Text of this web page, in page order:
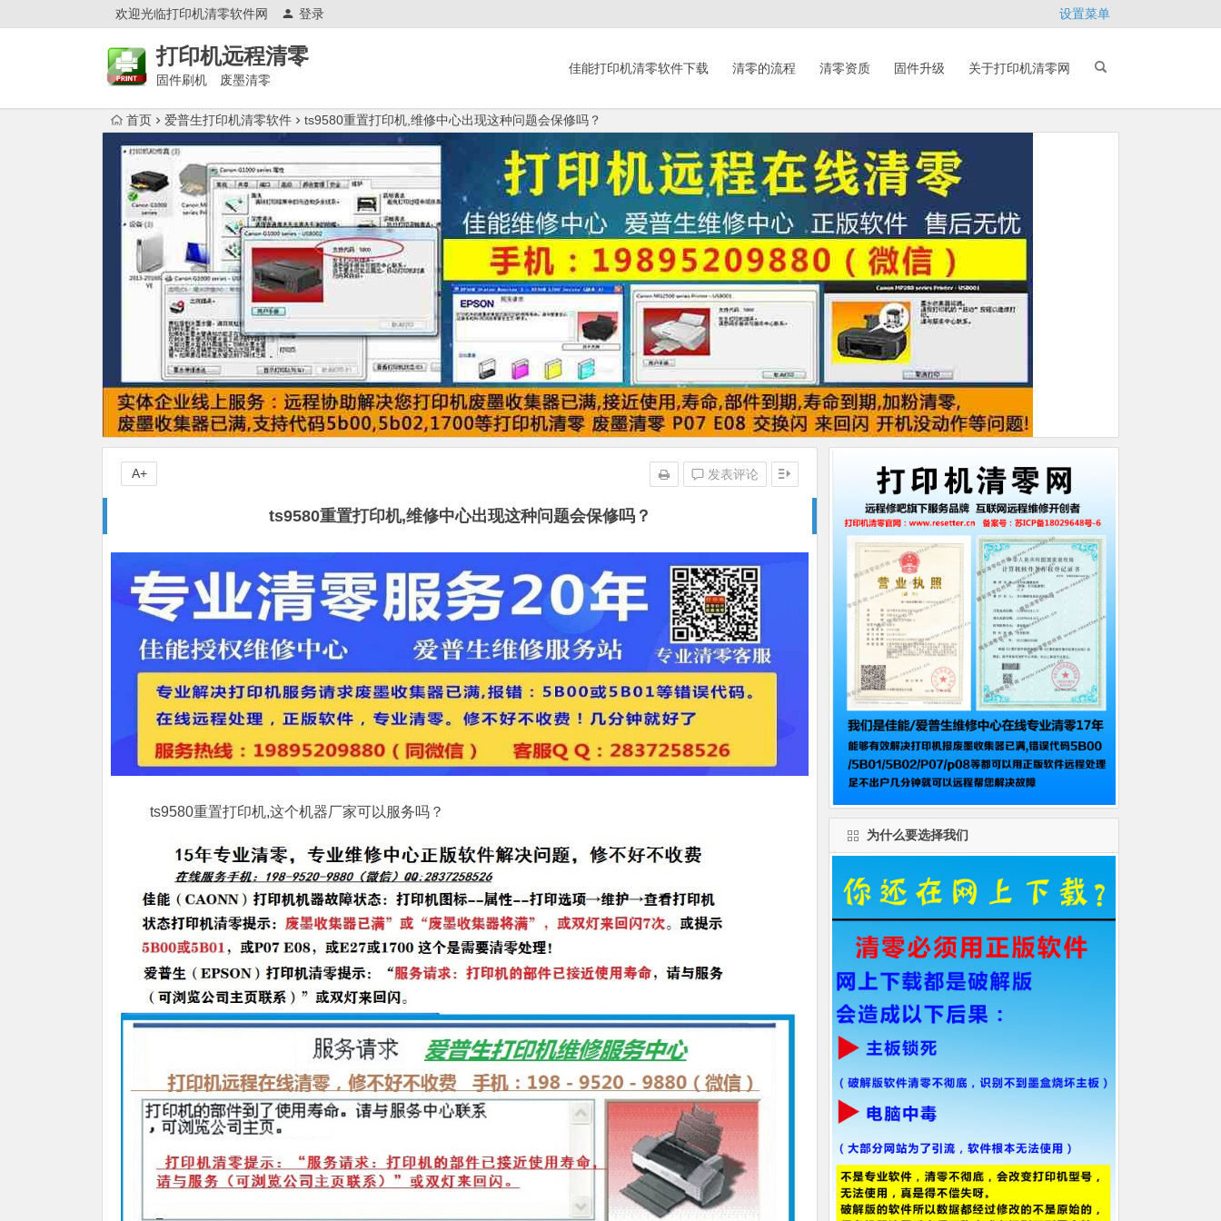
欢迎光临打印机清零软件网 登录 设置菜单
打印机远程清零
固件刷机 废墨清零
佳能打印机清零软件下载 清零的流程 清零资质 固件升级 关于打印机清零网
首页 爱普生打印机清零软件 ts9580重置打印机,维修中心出现这种问题会保修吗？
ts9580重置打印机,维修中心出现这种问题会保修吗？
发表评论
A+
ts9580重置打印机,这个机器厂家可以服务吗？
为什么要选择我们